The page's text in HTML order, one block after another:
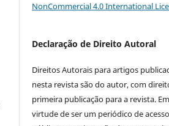
NonCommercial 4.0 International
Declaração de Direito Autoral
Direitos Autorais para artigos
nesta revista são do autor, com
primeira publicação para a revista. Em
virtude de ser um periódico de acesso